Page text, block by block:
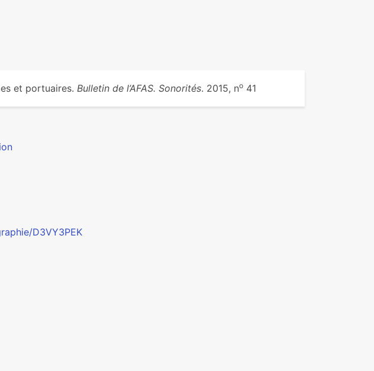
et portuaires. Bulletin de l’AFAS. Sonorités. 2015, no 41
D3VY3PEK